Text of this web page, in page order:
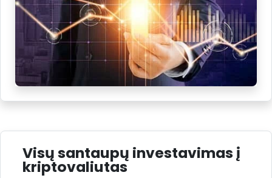
Visų santaupų investavimas į
kriptovaliutas